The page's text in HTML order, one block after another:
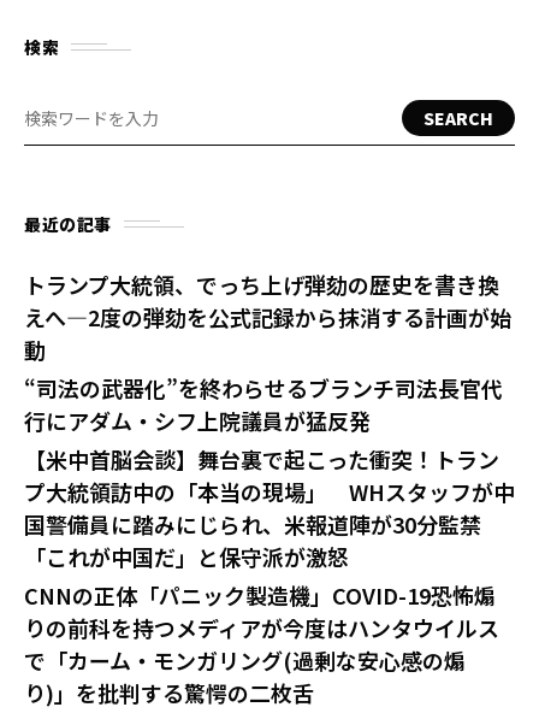
検索
SEARCH
最近の記事
トランプ大統領、でっち上げ弾劾の歴史を書き換
えへ—2度の弾劾を公式記録から抹消する計画が始
動
“司法の武器化”を終わらせるブランチ司法長官代
行にアダム・シフ上院議員が猛反発
【米中首脳会談】舞台裏で起こった衝突！トラン
プ大統領訪中の「本当の現場」 WHスタッフが中
国警備員に踏みにじられ、米報道陣が30分監禁
「これが中国だ」と保守派が激怒
CNNの正体「パニック製造機」COVID-19恐怖煽
りの前科を持つメディアが今度はハンタウイルス
で「カーム・モンガリング(過剰な安心感の煽
り)」を批判する驚愕の二枚舌